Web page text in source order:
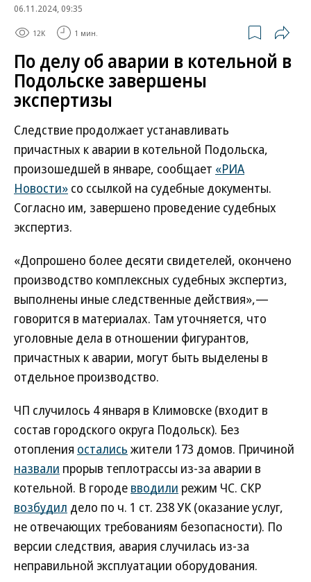
06.11.2024, 09:35
12K 1 мин.
По делу об аварии в котельной в
Подольске завершены
экспертизы
Следствие продолжает устанавливать
причастных к аварии в котельной Подольска,
произошедшей в январе, сообщает «РИА
Новости» со ссылкой на судебные документы.
Согласно им, завершено проведение судебных
экспертиз.
«Допрошено более десяти свидетелей, окончено
производство комплексных судебных экспертиз,
выполнены иные следственные действия»,—
говорится в материалах. Там уточняется, что
уголовные дела в отношении фигурантов,
причастных к аварии, могут быть выделены в
отдельное производство.
ЧП случилось 4 января в Климовске (входит в
состав городского округа Подольск). Без
отопления остались жители 173 домов. Причиной
назвали прорыв теплотрассы из-за аварии в
котельной. В городе вводили режим ЧС. СКР
возбудил дело по ч. 1 ст. 238 УК (оказание услуг,
не отвечающих требованиям безопасности). По
версии следствия, авария случилась из-за
неправильной эксплуатации оборудования.